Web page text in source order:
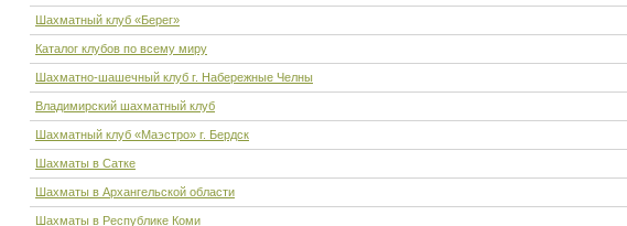
Шахматный клуб «Берег»
Каталог клубов по всему миру
Шахматно-шашечный клуб г. Набережные Челны
Владимирский шахматный клуб
Шахматный клуб «Маэстро» г. Бердск
Шахматы в Сатке
Шахматы в Архангельской области
Шахматы в Республике Коми